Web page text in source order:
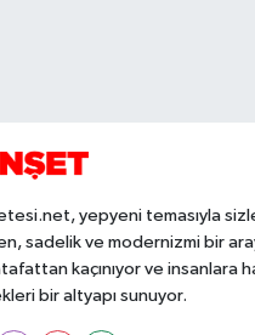
yepyeni temasıyla
sadelik ve modernizmi bir
kaçınıyor ve insanlara
bir altyapı sunuyor.